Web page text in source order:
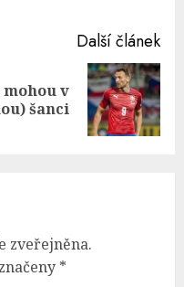
Další článek
v
šanci
zveřejněna.
*